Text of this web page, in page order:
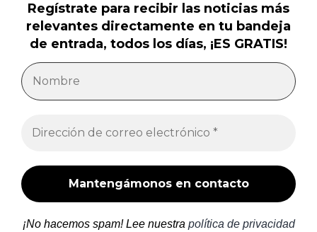
Regístrate para recibir las noticias más
relevantes directamente en tu bandeja
de entrada, todos los días, ¡ES GRATIS!
¡No hacemos spam! Lee nuestra política de privacidad